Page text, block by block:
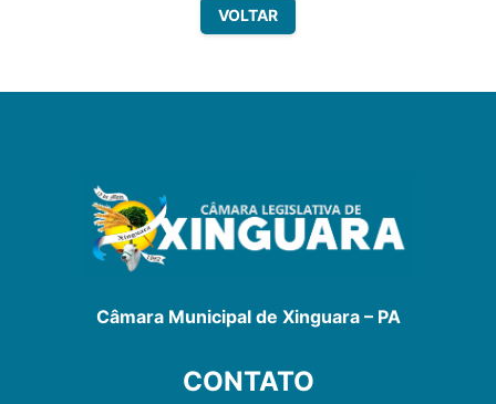
VOLTAR
Câmara Municipal de Xinguara – PA
CONTATO